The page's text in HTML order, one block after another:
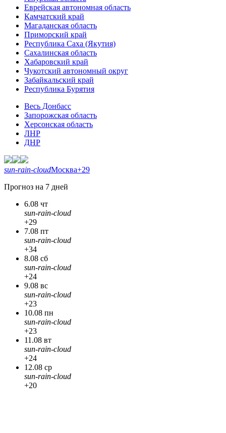
Еврейская автономная область
Камчатский край
Магаданская область
Приморский край
Республика Саха (Якутия)
Сахалинская область
Хабаровский край
Чукотский автономный округ
Забайкальский край
Республика Бурятия
Весь Донбасс
Запорожская область
Херсонская область
ЛНР
ДНР
sun-rain-cloudМосква+29
Прогноз на 7 дней
6.08 чт
sun-rain-cloud
+29
7.08 пт
sun-rain-cloud
+34
8.08 сб
sun-rain-cloud
+24
9.08 вс
sun-rain-cloud
+23
10.08 пн
sun-rain-cloud
+23
11.08 вт
sun-rain-cloud
+24
12.08 ср
sun-rain-cloud
+20